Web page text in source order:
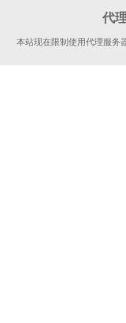
代
本站现在限制使用代理服务